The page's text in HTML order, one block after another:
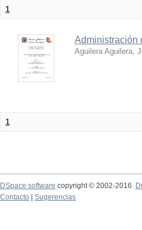
1
Administración
Aguilera Aguilera,
1
DSpace software copyright © 2002-2016
Contacto
Sugerencias